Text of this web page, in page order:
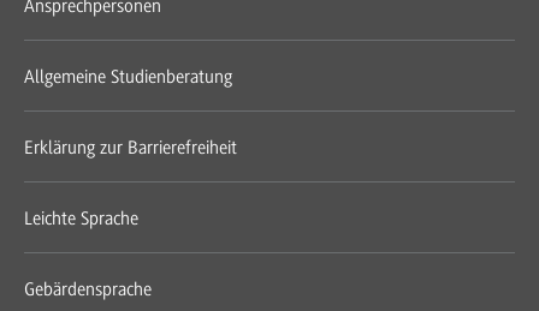
Ansprechpersonen
Allgemeine Studienberatung
Erklärung zur Barrierefreiheit
Leichte Sprache
Gebärdensprache